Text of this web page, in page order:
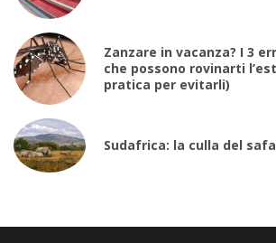
Zanzare in vacanza? I 3
che possono rovinarti
pratica per evitarli)
Sudafrica: la culla del